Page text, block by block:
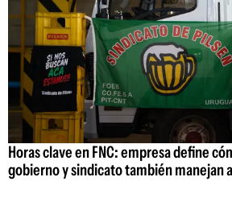
Horas clave en FNC: empresa define
gobierno y sindicato también manejan